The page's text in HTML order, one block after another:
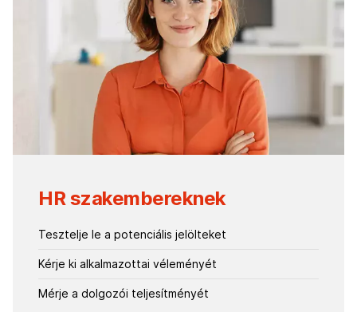
HR szakembereknek
Tesztelje le a potenciális jelölteket
Kérje ki alkalmazottai véleményét
Mérje a dolgozói teljesítményét